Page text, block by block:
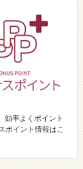
効率よくポイント
ポイント情報はこ